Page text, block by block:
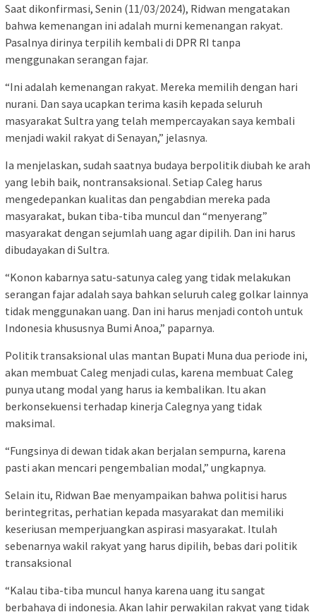
Saat dikonfirmasi, Senin (11/03/2024), Ridwan mengatakan
bahwa kemenangan ini adalah murni kemenangan rakyat.
Pasalnya dirinya terpilih kembali di DPR RI tanpa
menggunakan serangan fajar.
“Ini adalah kemenangan rakyat. Mereka memilih dengan hari
nurani. Dan saya ucapkan terima kasih kepada seluruh
masyarakat Sultra yang telah mempercayakan saya kembali
menjadi wakil rakyat di Senayan,” jelasnya.
Ia menjelaskan, sudah saatnya budaya berpolitik diubah ke arah
yang lebih baik, nontransaksional. Setiap Caleg harus
mengedepankan kualitas dan pengabdian mereka pada
masyarakat, bukan tiba-tiba muncul dan “menyerang”
masyarakat dengan sejumlah uang agar dipilih. Dan ini harus
dibudayakan di Sultra.
“Konon kabarnya satu-satunya caleg yang tidak melakukan
serangan fajar adalah saya bahkan seluruh caleg golkar lainnya
tidak menggunakan uang. Dan ini harus menjadi contoh untuk
Indonesia khususnya Bumi Anoa,” paparnya.
Politik transaksional ulas mantan Bupati Muna dua periode ini,
akan membuat Caleg menjadi culas, karena membuat Caleg
punya utang modal yang harus ia kembalikan. Itu akan
berkonsekuensi terhadap kinerja Calegnya yang tidak
maksimal.
“Fungsinya di dewan tidak akan berjalan sempurna, karena
pasti akan mencari pengembalian modal,” ungkapnya.
Selain itu, Ridwan Bae menyampaikan bahwa politisi harus
berintegritas, perhatian kepada masyarakat dan memiliki
keseriusan memperjuangkan aspirasi masyarakat. Itulah
sebenarnya wakil rakyat yang harus dipilih, bebas dari politik
transaksional
“Kalau tiba-tiba muncul hanya karena uang itu sangat
berbahaya di indonesia. Akan lahir perwakilan rakyat yang tidak